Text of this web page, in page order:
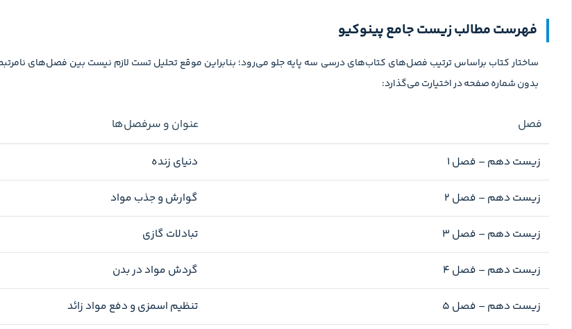
فهرست مطالب زیست جامع پینوکیو
ساختار کتاب براساس ترتیب فصل‌های کتاب‌های درسی سه پایه جلو می‌رود؛ بنابراین موقع تحلیل تست لازم نیست بین فصل‌های
بدون شماره صفحه در اختیارت می‌گذارد:
فصل عنوان و سرفصل‌ها
زیست دهم – فصل ۱ دنیای زنده
زیست دهم – فصل ۲ گوارش و جذب مواد
زیست دهم – فصل ۳ تبادلات گازی
زیست دهم – فصل ۴ گردش مواد در بدن
زیست دهم – فصل ۵ تنظیم اسمزی و دفع مواد زائد